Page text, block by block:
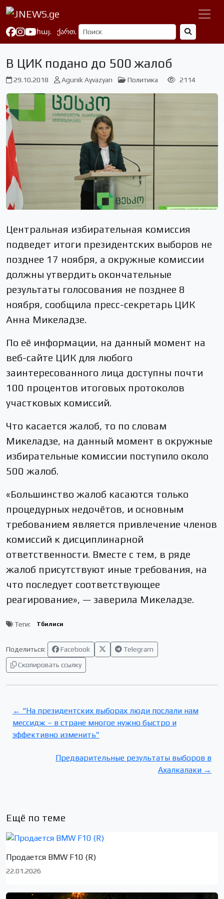
հայ. ქართ.
В ЦИК подано до 500 жалоб
29.10.2018 Agunik Ayvazyan Политика 2114
Центральная избирательная комиссия
подведет итоги президентских выборов не
позднее 17 ноября, а окружные комиссии
должны утвердить окончательные
результаты голосования не позднее 8
ноября, сообщила пресс-секретарь ЦИК
Анна Микеладзе.
По её информации, на данный момент на
веб-сайте ЦИК для любого
заинтересованного лица доступны почти
100 процентов итоговых протоколов
участковых комиссий.
Что касается жалоб, то по словам
Микеладзе, на данный момент в окружные
избирательные комиссии поступило около
500 жалоб.
«Большинство жалоб касаются только
процедурных недочётов, и основным
требованием является привлечение членов
комиссий к дисциплинарной
ответственности. Вместе с тем, в ряде
жалоб присутствуют иные требования, на
что последует соответствующее
реагирование», — заверила Микеладзе.
Теги: Тбилиси
Поделиться: Facebook
Telegram
Скопировать ссылку
← “На президентских выборах люди послали нам
мессидж – в стране многое нужно быстро и
эффективно изменить”
Предварительные результаты выборов в
Ахалкалаки →
Ещё по теме
Продается BMW F10 (R)
22.01.2026